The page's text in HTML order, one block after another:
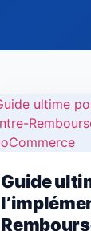
Guide